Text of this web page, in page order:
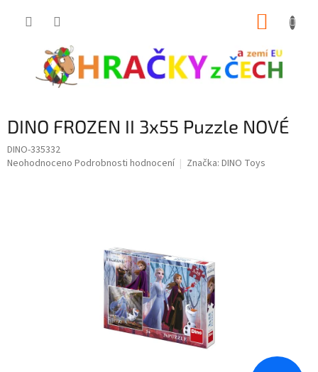
DINO FROZEN II 3x55 Puzzle NOVÉ
DINO-335332
Průměrné
Neohodnoceno Podrobnosti hodnocení Značka: DINO Toys